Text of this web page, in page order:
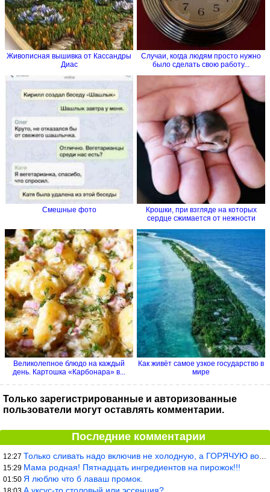
Живописная вышивка от Кассандры
Диас
Случаи, когда людям просто нужно
было сделать свою работу...
Смешные фото
Крошки, при взгляде на которых
сердце сжимается от нежности
Великолепное блюдо на каждый
день. Картошка «Карбонара» в...
Как живёт самое узкое государство в
мире
Только зарегистрированные и авторизованные
пользователи могут оставлять комментарии.
Последние комментарии
12:27 Только сливать надо включив не холодную, а ГОРЯЧУЮ воду. Трубы в
15:29 Мама родная! Пятнадцать ингредиентов на пирожок!!!
01:50 Я люблю что б лаваш промок.